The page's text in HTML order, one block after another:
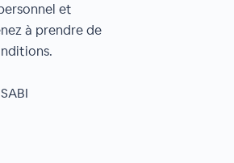
et
à prendre de